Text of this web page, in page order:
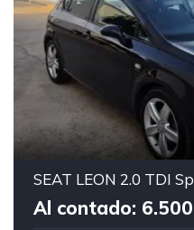
SEAT LEON 2.0 TDI
Al contado: